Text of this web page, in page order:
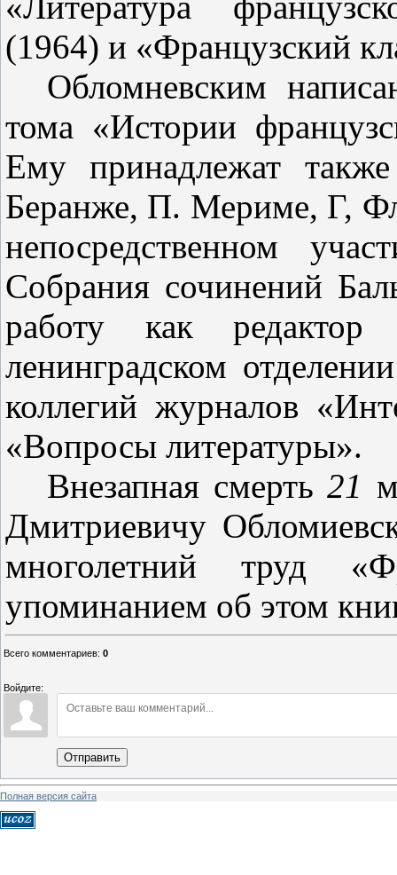
(1964) и «Французский
Обломневским
тома «Истории
Ему принадле­жат
Беранже, П. Мериме, Г,
непосредственном
Собрания сочинений
работу как редактор
ленинградском
коллегий журналов
«Во­просы литературы».
Внезапная смерть21
Дмит­риевичу
многолетний труд
упоминанием об этом
Всего комментариев: 0
Войдите:
Отправить
Полная версия сайта